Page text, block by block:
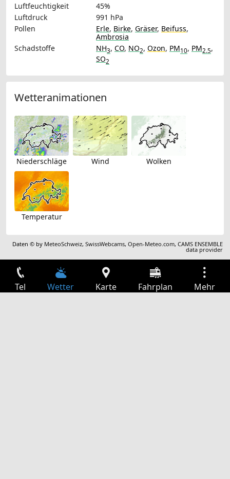
Luftfeuchtigkeit
45%
Luftdruck
991 hPa
Pollen
Erle, Birke, Gräser, Beifuss,
Ambrosia
Schadstoffe
NH3, CO, NO2, Ozon, PM10, PM2.5,
SO2
Wetteranimationen
Niederschläge Wind Wolken
Temperatur
Daten © by MeteoSchweiz,SwissWebcams,Open-Meteo.com,CAMS ENSEMBLE
data provider
Tel Wetter Karte Fahrplan Mehr